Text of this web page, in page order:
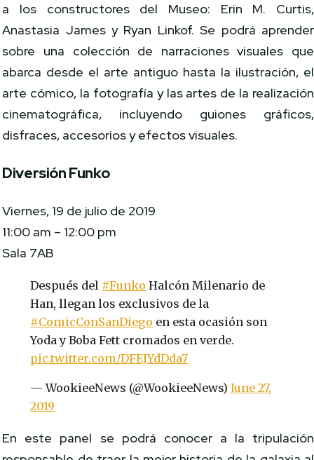
a los constructores del Museo: Erin M. Curtis,
Anastasia James y Ryan Linkof. Se podrá aprender
sobre una colección de narraciones visuales que
abarca desde el arte antiguo hasta la ilustración, el
arte cómico, la fotografía y las artes de la realización
cinematográfica, incluyendo guiones gráficos,
disfraces, accesorios y efectos visuales.
Diversión Funko
Viernes, 19 de julio de 2019
11:00 am – 12:00 pm
Sala 7AB
Después del #Funko Halcón Milenario de
Han, llegan los exclusivos de la
#ComicConSanDiego en esta ocasión son
Yoda y Boba Fett cromados en verde.
pic.twitter.com/DFEJYdDda7
— WookieeNews (@WookieeNews)June 27,
2019
En este panel se podrá conocer a la tripulación